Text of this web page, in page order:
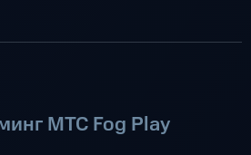
МТС Fog Play